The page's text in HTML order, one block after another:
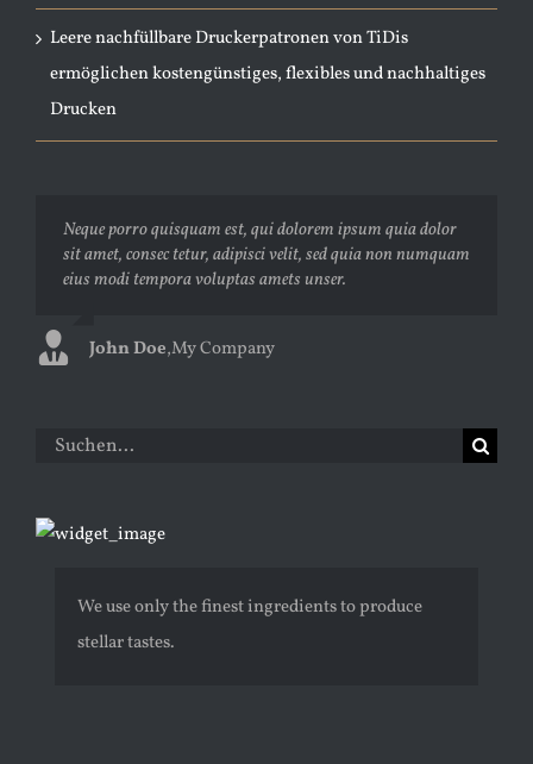
Leere nachfüllbare Druckerpatronen von TiDis
ermöglichen kostengünstiges, flexibles und nachhaltiges
Drucken
Neque porro quisquam est, qui dolorem ipsum quia dolor
sit amet, consec tetur, adipisci velit, sed quia non numquam
eius modi tempora voluptas amets unser.
John Doe,My Company
Aliquam erat volutpat. Quisque at est id ligula facilisis
laoreet eget pulvinar nibh. Suspendisse at ultrices dui.
Curabitur ac felis arcu sadips ipsums fugiats nemis.
Luke Beck,Theme Fusion
Suche
We use only the finest ingredients to produce
stellar tastes.